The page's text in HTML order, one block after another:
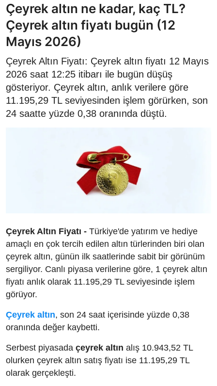
Çeyrek altın ne kadar, kaç TL?
Çeyrek altın fiyatı bugün (12
Mayıs 2026)
Çeyrek Altın Fiyatı: Çeyrek altın fiyatı 12 Mayıs
2026 saat 12:25 itibarı ile bugün düşüş
gösteriyor. Çeyrek altın, anlık verilere göre
11.195,29 TL seviyesinden işlem görürken, son
24 saatte yüzde 0,38 oranında düştü.
Çeyrek Altın Fiyatı - Türkiye'de yatırım ve hediye
amaçlı en çok tercih edilen altın türlerinden biri olan
çeyrek altın, günün ilk saatlerinde sabit bir görünüm
sergiliyor. Canlı piyasa verilerine göre, 1 çeyrek altın
fiyatı anlık olarak 11.195,29 TL seviyesinde işlem
görüyor.
Çeyrek altın, son 24 saat içerisinde yüzde 0,38
oranında değer kaybetti.
Serbest piyasada çeyrek altın alış 10.943,52 TL
olurken çeyrek altın satış fiyatı ise 11.195,29 TL
olarak gerçekleşti.